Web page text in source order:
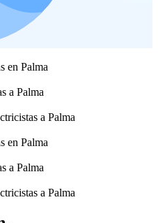
en Palma
a Palma
a Palma
en Palma
a Palma
a Palma